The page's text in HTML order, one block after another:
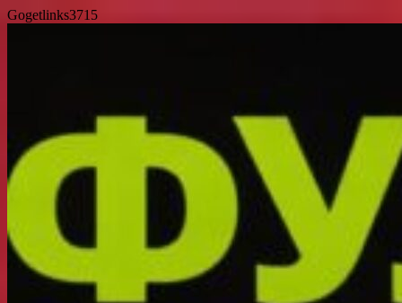
Gogetlinks3715